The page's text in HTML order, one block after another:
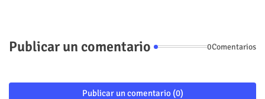
Publicar un comentario 0Comentarios
Publicar un comentario (0)